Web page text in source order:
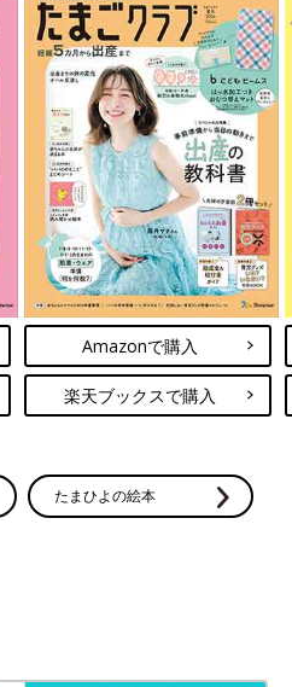
Amazonで購入
楽天ブックスで購入
たまひよの絵本